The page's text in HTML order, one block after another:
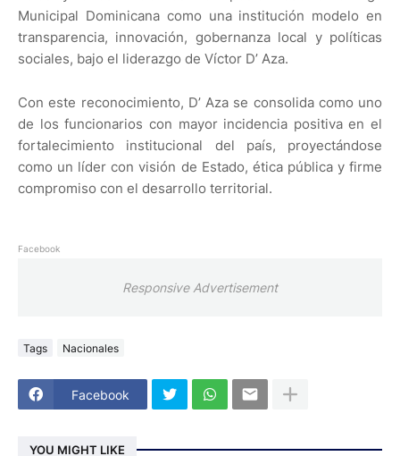
Municipal Dominicana como una institución modelo en
transparencia, innovación, gobernanza local y políticas
sociales, bajo el liderazgo de Víctor D’ Aza.
Con este reconocimiento, D’ Aza se consolida como uno
de los funcionarios con mayor incidencia positiva en el
fortalecimiento institucional del país, proyectándose
como un líder con visión de Estado, ética pública y firme
compromiso con el desarrollo territorial.
Facebook
Responsive Advertisement
Tags Nacionales
Facebook
YOU MIGHT LIKE